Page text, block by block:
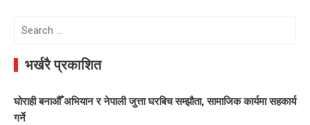
Search
भर्खरै प्रकाशित
घोराही बनाऔँ अभियान र नेपाली जुत्ता घरबिच सम्झौता, सामाजिक कार्यमा सहकार्य
गर्ने